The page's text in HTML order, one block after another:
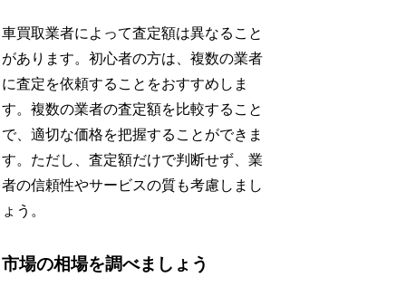
車買取業者によって査定額は異なること
があります。初心者の方は、複数の業者
に査定を依頼することをおすすめしま
す。複数の業者の査定額を比較すること
で、適切な価格を把握することができま
す。ただし、査定額だけで判断せず、業
者の信頼性やサービスの質も考慮しまし
ょう。
市場の相場を調べましょう